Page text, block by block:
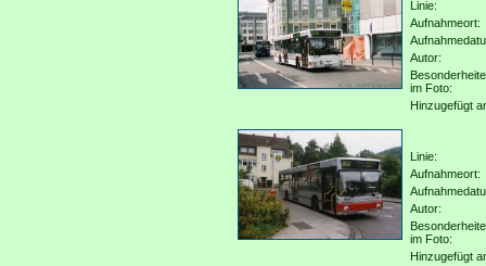
Linie:
Aufnahmeort:
Autor:
im Foto:
Hinzugefügt
Linie:
Aufnahmeort:
Autor:
im Foto:
Hinzugefügt